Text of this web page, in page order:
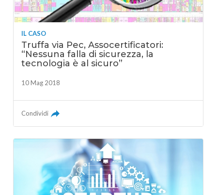
IL CASO
Truffa via Pec, Assocertificatori:
“Nessuna falla di sicurezza, la
tecnologia è al sicuro”
10 Mag 2018
Condividi